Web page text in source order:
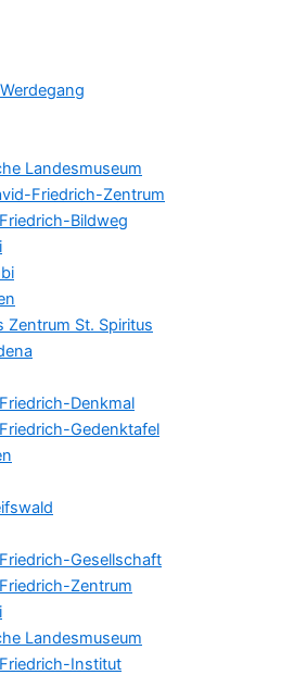
Landesmuseum
Friedrich-Zentrum
Bildweg
Zentrum St. Spiritus
Denkmal
Gedenktafel
Gesellschaft
Zentrum
Landesmuseum
Institut